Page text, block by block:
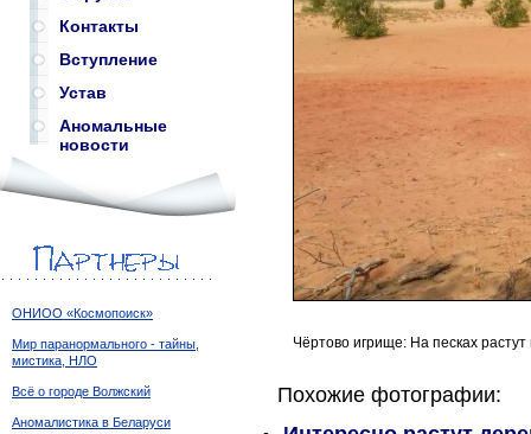
Контакты
Вступление
Устав
Аномальные
новости
ОНИОО «Космопоиск»
Мир паранормального - тайны,
мистика, НЛО
Всё о городе Волжский
Аномалистика в Беларуси
Чёртово игрище: На песках
Похожие фотографии: